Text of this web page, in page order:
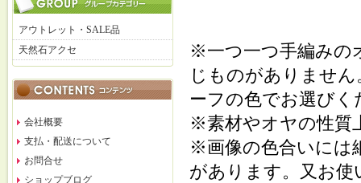
アウトレット・SALE品
天然石アクセ
会社概要
支払・配送について
お問合せ
ショップブログ
※一つ一つ手編みの
じものがありませ
ーフの色でお選びく
※素材やオヤの性質
※画像の色合いには
があります。又お